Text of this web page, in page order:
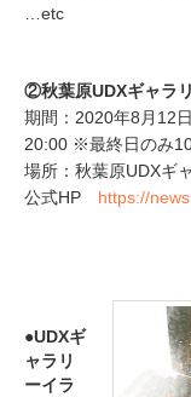
…etc
②​秋葉原UDXギャラ
期間：2020年8月12
20:00 ※最終日のみ
場所：秋葉原UDXギ
公式HP https://
●UDXギ
ャラリ
ーイラ